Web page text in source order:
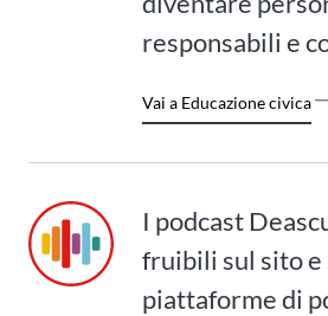
responsabili e
Vai a Educazione civica
I podcast
fruibili sul sito e
piattaforme di